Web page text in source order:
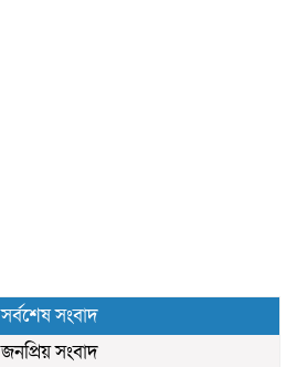
সর্বশেষ সংবাদ
জনপ্রিয় সংবাদ